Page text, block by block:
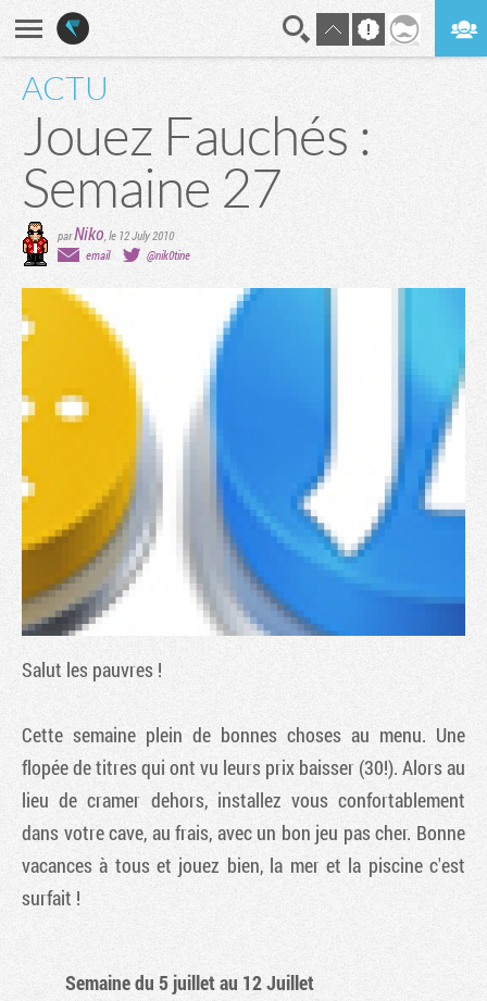
ACTU
Jouez Fauchés :
Semaine 27
parNiko,le 12 July 2010
email
@nik0tine
Salut les pauvres !
Cette semaine plein de bonnes choses au menu. Une
flopée de titres qui ont vu leurs prix baisser (30!). Alors au
lieu de cramer dehors, installez vous confortablement
dans votre cave, au frais, avec un bon jeu pas cher. Bonne
vacances à tous et jouez bien, la mer et la piscine c'est
surfait !
Semaine du 5 juillet au 12 Juillet